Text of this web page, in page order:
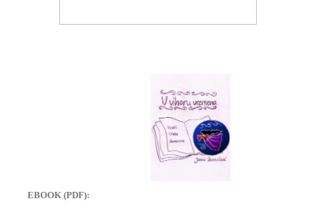
EBOOK (PDF):